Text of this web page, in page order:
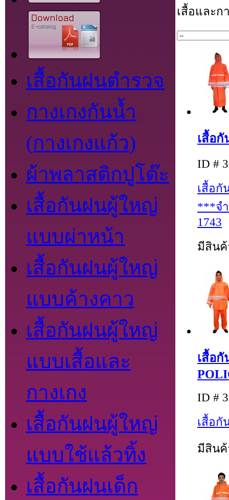
เสื้อกันฝนตำรวจ
กางเกงกันน้ำ
(กางเกงแก้ว)
ผ้าพลาสติกปูโต๊ะ
เสื้อกันฝนผู้ใหญ่
แบบผ่าหน้า
เสื้อกันฝนผู้ใหญ่
แบบค้างคาว
เสื้อกันฝนผู้ใหญ่
แบบเสื้อและ
กางเกง
เสื้อกันฝนผู้ใหญ่
แบบใช้แล้วทิ้ง
เสื้อกันฝนเด็ก
เสื้อและก
เสื้อ
ID #
เสื้อกั
***จำ
1743
มีสิน
เสื้อกั
ID #
เสื้อกั
มีสิน